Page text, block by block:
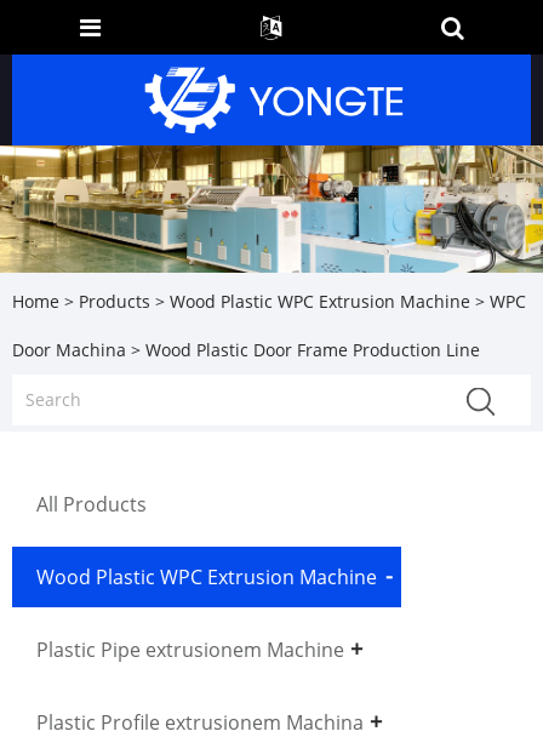
Home > Products > Wood Plastic WPC Extrusion Machine > WPC
Door Machina > Wood Plastic Door Frame Production Line
All Products
Wood Plastic WPC Extrusion Machine
Plastic Pipe extrusionem Machine
Plastic Profile extrusionem Machina